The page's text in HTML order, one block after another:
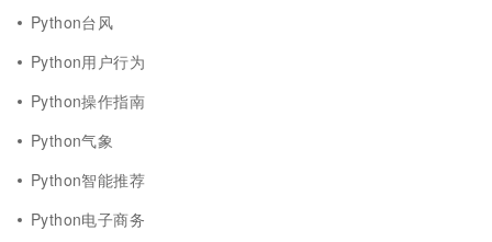
Python台风
Python用户行为
Python操作指南
Python气象
Python智能推荐
Python电子商务